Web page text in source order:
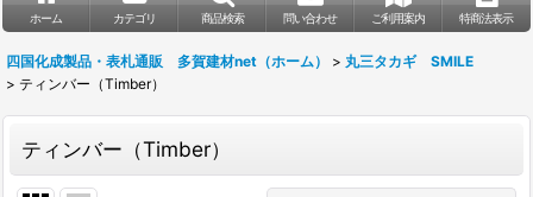
ホーム カテゴリ 商品検索 問い合わせ ご利用案内 特商法表示
四国化成製品・表札通販 多賀建材net（ホーム） > 丸三タカギ SMILE
> ティンバー（Timber）
ティンバー（Timber）